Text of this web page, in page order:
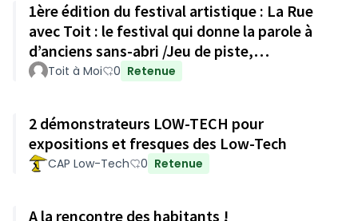
1ère édition du festival artistique : La Rue
avec Toit : le festival qui donne la parole à
d’anciens sans-abri /Jeu de piste,
exposition-témoignages
Toit à Moi 0 Retenue
2 démonstrateurs LOW-TECH pour
expositions et fresques des Low-Tech
CAP Low-Tech 0 Retenue
A la rencontre des habitants !